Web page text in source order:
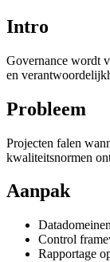
Intro
Governance wordt
en
Probleem
Projecten falen
kwaliteitsnormen
Aanpak
Control
Rapportage